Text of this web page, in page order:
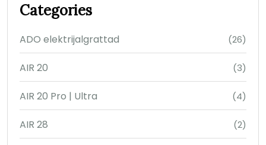
Categories
ADO elektrijalgrattad (26)
AIR 20 (3)
AIR 20 Pro | Ultra (4)
AIR 28 (2)